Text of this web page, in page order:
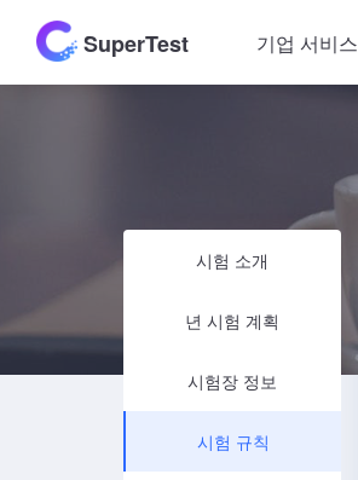
SuperTest 기업 서비스
시험 소개
년 시험 계획
시험장 정보
시험 규칙